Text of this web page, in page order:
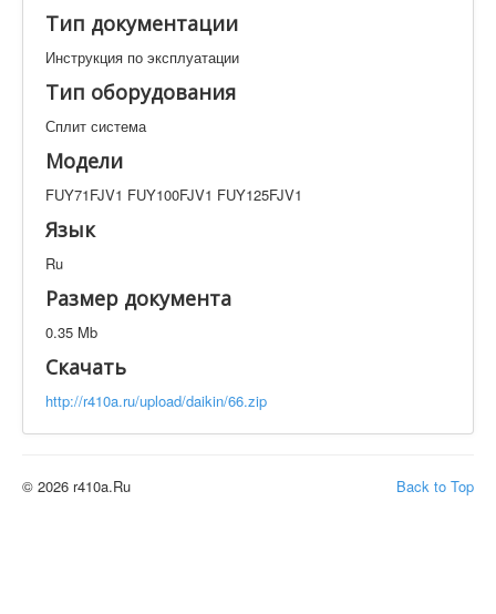
Контакты
Техническая документация
FUY71FJV1 FUY100FJV1 FUY125FJV1
Искать
Производитель
Элементов на страницу
Тип документации
Инструкция по эксплуатации
Тип оборудования
Сплит система
Модели
FUY71FJV1 FUY100FJV1 FUY125FJV1
Язык
Ru
Размер документа
0.35 Mb
Скачать
http://r410a.ru/upload/daikin/66.zip
Back to Top
© 2026 r410a.Ru